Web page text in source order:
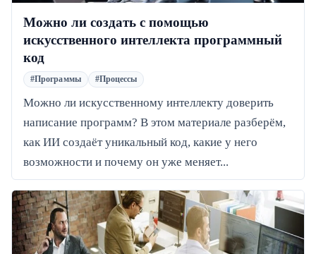
Можно ли создать с помощью
искусственного интеллекта программный
код
#Программы #Процессы
Можно ли искусственному интеллекту доверить
написание программ? В этом материале разберём,
как ИИ создаёт уникальный код, какие у него
возможности и почему он уже меняет...